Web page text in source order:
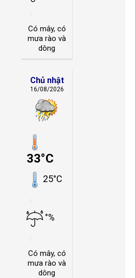
Có mây, có
mưa rào và
dông
Chủ nhật
16/08/2026
33°C
25°C
°%
Có mây, có
mưa rào và
dông